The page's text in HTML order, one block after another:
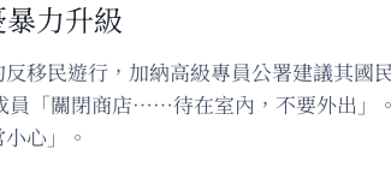
力升級
移民遊行，加納高級專員公署建議其
「關閉商店……待在室內，不要外出」
心」。